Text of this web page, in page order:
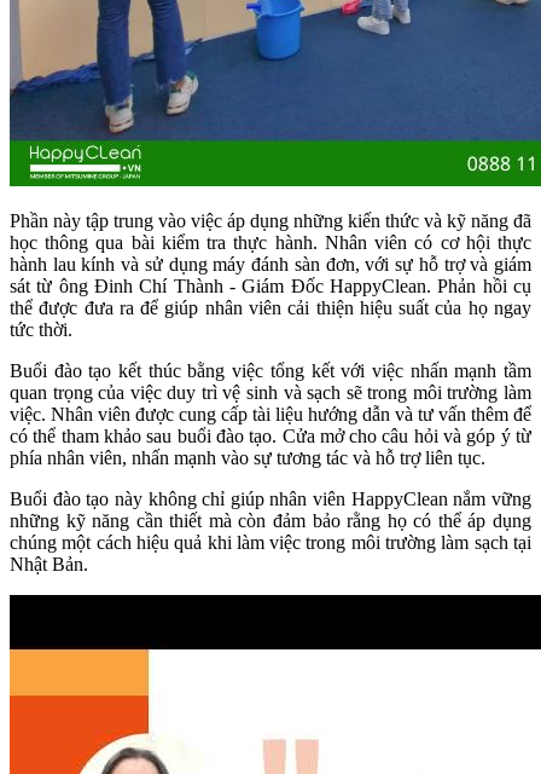
Phần này tập trung vào việc áp dụng những kiến thức và kỹ năng đã
học thông qua bài kiểm tra thực hành. Nhân viên có cơ hội thực
hành lau kính và sử dụng máy đánh sàn đơn, với sự hỗ trợ và giám
sát từ ông Đinh Chí Thành - Giám Đốc HappyClean. Phản hồi cụ
thể được đưa ra để giúp nhân viên cải thiện hiệu suất của họ ngay
tức thời.
Buổi đào tạo kết thúc bằng việc tổng kết với việc nhấn mạnh tầm
quan trọng của việc duy trì vệ sinh và sạch sẽ trong môi trường làm
việc. Nhân viên được cung cấp tài liệu hướng dẫn và tư vấn thêm để
có thể tham khảo sau buổi đào tạo. Cửa mở cho câu hỏi và góp ý từ
phía nhân viên, nhấn mạnh vào sự tương tác và hỗ trợ liên tục.
Buổi đào tạo này không chỉ giúp nhân viên HappyClean nắm vững
những kỹ năng cần thiết mà còn đảm bảo rằng họ có thể áp dụng
chúng một cách hiệu quả khi làm việc trong môi trường làm sạch tại
Nhật Bản.